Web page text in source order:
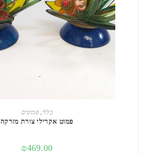
מידע נוסף
כללי, פמוטים
פמוט אקרילי צורת מזרקה
₪469.00